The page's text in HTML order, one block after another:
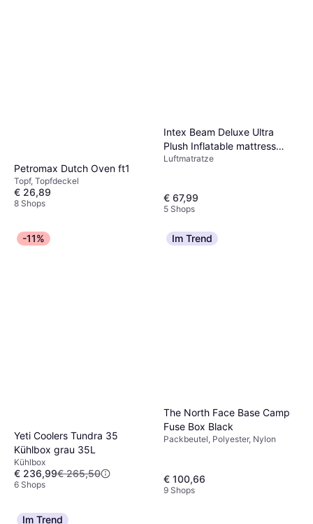
Petromax Dutch Oven ft1
Topf, Topfdeckel
€ 26,89
8 Shops
Intex Beam Deluxe Ultra
Plush Inflatable mattress
236x152x46cm
Luftmatratze
€ 67,99
5 Shops
-11%
Yeti Coolers Tundra 35
Kühlbox grau 35L
Kühlbox
€ 236,99€ 265,50
6 Shops
Im Trend
The North Face Base Camp
Fuse Box Black
Packbeutel, Polyester, Nylon
€ 100,66
9 Shops
Im Trend